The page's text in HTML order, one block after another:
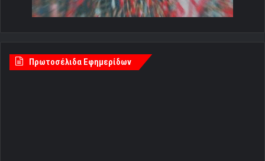
Πρωτοσέλιδα Εφημερίδων